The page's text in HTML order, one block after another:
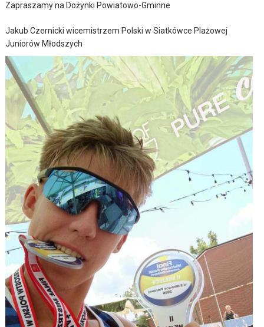
Zapraszamy na Dożynki Powiatowo-Gminne
Jakub Czernicki wicemistrzem Polski w Siatkówce Plażowej
Juniorów Młodszych